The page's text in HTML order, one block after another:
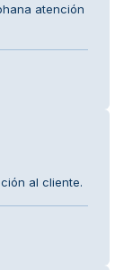
atención
al cliente.